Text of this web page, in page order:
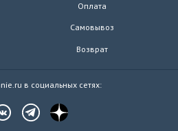
Оплата
Самовывоз
Возврат
в социальных сетях: